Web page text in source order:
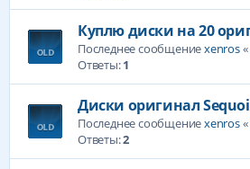
Куплю диски на 20
Последнее сообщениеxenros«
Ответы:1
Диски оригинал
Последнее сообщениеxenros«
Ответы:2